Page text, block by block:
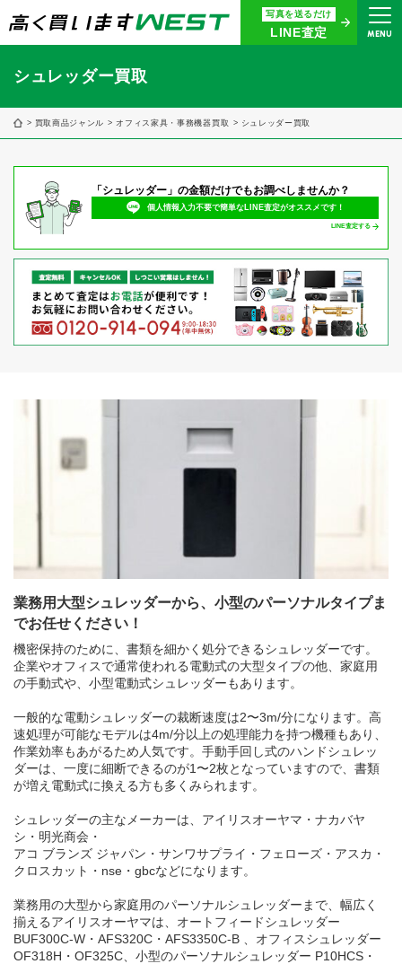
写真を送るだけ
LINE査定 MENU
まずはお気軽にお問い合わせ・
査定をご依頼ください
買取専用ダイヤル
9:00〜18:30(年中無休)
24時間365日受付
今すぐ！WEB査定
簡単操作！LINE査定
宅配買取
初めての方へ
買取実績
買取強化ブランド
新着情報
規約・同意書
本人確認書類アップロード
ガイド
買取価格表を
シュレッダー買取
買取商品ジャンル オフィス家具・事務機器買取 シュレッダー買取
「シュレッダー」の金額だけでもお調べしませんか？
個人情報入力不要で簡単なLINE査定がオススメです！
LINE査定する
業務用大型シュレッダーから、小型のパーソナルタイプま
でお任せください！
機密保持のために、書類を細かく処分できるシュレッダーです。
企業やオフィスで通常使われる電動式の大型タイプの他、家庭用
の手動式や、小型電動式シュレッダーもあります。
一般的な電動シュレッダーの裁断速度は2〜3m/分になります。高
速処理が可能なモデルは4m/分以上の処理能力を持つ機種もあり、
作業効率もあがるため人気です。手動手回し式のハンドシュレッ
ダーは、一度に細断できるのが1〜2枚となっていますので、書類
が増え電動式に換える方も多くみられます。
シュレッダーの主なメーカーは、アイリスオーヤマ・ナカバヤ
シ・明光商会・
アコ ブランズ ジャパン・サンワサプライ・フェローズ・アスカ・
クロスカット・nse・gbcなどになります。
業務用の大型から家庭用のパーソナルシュレッダーまで、幅広く
揃えるアイリスオーヤマは、オートフィードシュレッダー
BUF300C-W・AFS320C・AFS3350C-B 、オフィスシュレッダー
OF318H・OF325C、小型のパーソナルシュレッダー P10HCS・